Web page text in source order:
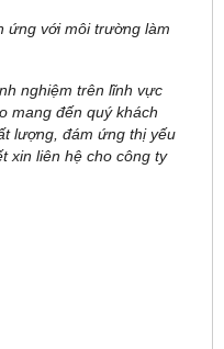
ứng với môi trường làm
nghiệm trên lĩnh vực
mang đến quý khách
lượng, đám ứng thị yếu
xin liên hệ cho công ty